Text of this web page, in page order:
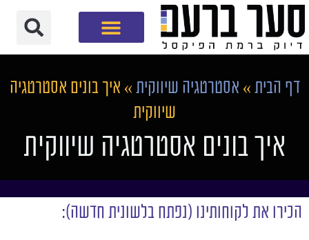
דף הבית » אסטרטגיה שיווקית » איך בונים אסטרטגיה
שיווקית
איך בונים אסטרטגיה שיווקית
הכירו את לקוחותינו (נפתח בלשונית חדשה):